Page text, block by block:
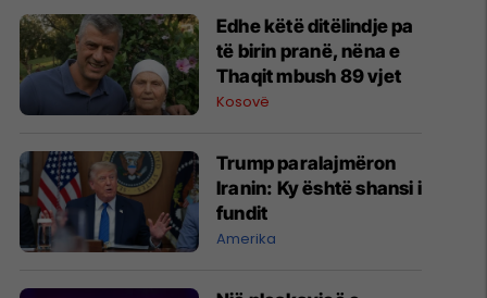
Edhe këtë ditëlindje pa
të birin pranë, nëna e
Thaqit mbush 89 vjet
Kosovë
Trump paralajmëron
Iranin: Ky është shansi i
fundit
Amerika